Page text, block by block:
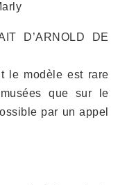
D’ARNOLD DE
le modèle est rare
que sur le
par un appel